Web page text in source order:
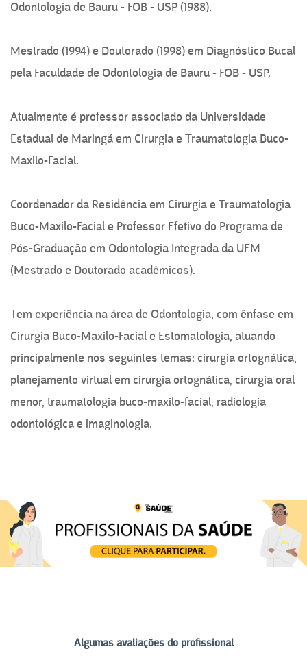
Odontologia de Bauru - FOB - USP (1988).
Mestrado (1994) e Doutorado (1998) em Diagnóstico Bucal
pela Faculdade de Odontologia de Bauru - FOB - USP.
Atualmente é professor associado da Universidade
Estadual de Maringá em Cirurgia e Traumatologia Buco-
Maxilo-Facial.
Coordenador da Residência em Cirurgia e Traumatologia
Buco-Maxilo-Facial e Professor Efetivo do Programa de
Pós-Graduação em Odontologia Integrada da UEM
(Mestrado e Doutorado acadêmicos).
Tem experiência na área de Odontologia, com ênfase em
Cirurgia Buco-Maxilo-Facial e Estomatologia, atuando
principalmente nos seguintes temas: cirurgia ortognática,
planejamento virtual em cirurgia ortognática, cirurgia oral
menor, traumatologia buco-maxilo-facial, radiologia
odontológica e imaginologia.
Algumas avaliações do profissional